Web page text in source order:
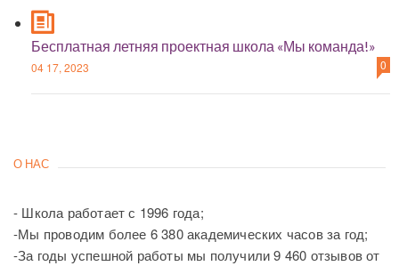
Бесплатная летняя проектная школа «Мы команда!»
04 17, 2023 0
О НАС
- Школа работает с 1996 года;
-Мы проводим более 6 380 академических часов за год;
-За годы успешной работы мы получили 9 460 отзывов от